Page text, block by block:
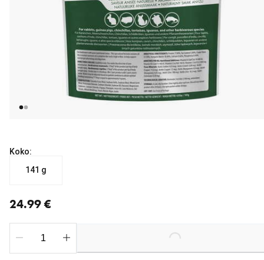
Koko:
141 g
24.99 €
Loading...